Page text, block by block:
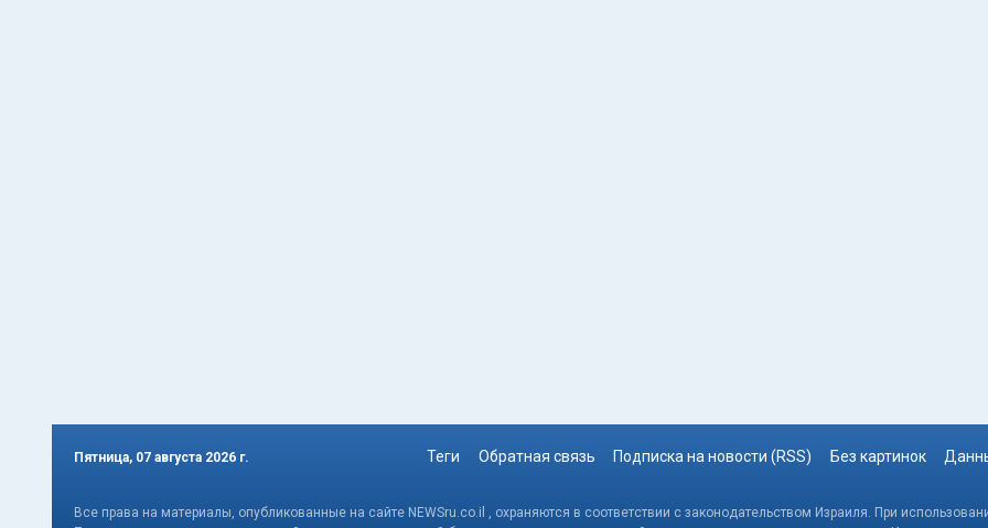
Пятница, 07 августа 2026 г. Теги Обратная связь Подписка на новости (RSS) Без картинок
Все права на материалы, опубликованные на сайте NEWSru.co.il , охраняются в соответствии с законодательством Израиля. При